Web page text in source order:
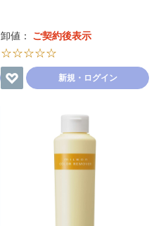
卸値： ご契約後表示
☆☆☆☆☆
新規・ログイン